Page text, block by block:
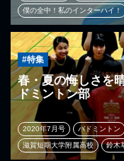
僕の全中！私のインターハイ！
#特集
春・夏の悔しさを
ドミントン部
2020年7月号 バドミントン
滋賀短期大学附属高校 鈴木